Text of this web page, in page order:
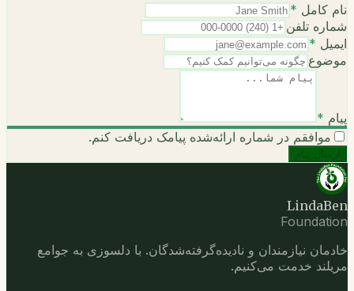
نام کامل *
شماره تلفن
ایمیل *
موضوع
پیام *
موافقم در شماره ارائه‌شده پیامک دریافت کنم.
ارسال پیام
LindaBen
Foundation
خادمان نیازمندان و نادیده‌گرفته‌شدگان. با دلسوزی به جوامع
مریلند خدمت می‌کنیم.